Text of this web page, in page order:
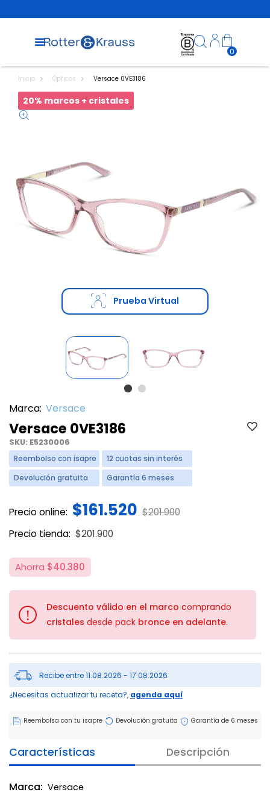
0
Inicio Ópticos Versace 0VE3186
20% marcos + cristales
Prueba Virtual
Marca: Versace
Versace 0VE3186
SKU: E5230006
Reembolso con isapre
12 cuotas sin interés
Devolución gratuita
Garantía 6 meses
Precio online: $161.520 Price reduced from
$201.900to
Precio tienda:
Price reduced from
$201.900
Ahorra $40.380
! Descuento válido en el marco comprando
cristales desde pack bronce en adelante.
Recibe entre 11.08.2026 - 17.08.2026
¿Necesitas actualizar tu receta?, agenda aquí
Reembolsa con tu isapre Devolución gratuita Garantía de 6 meses
Características Descripción
Marca: Versace